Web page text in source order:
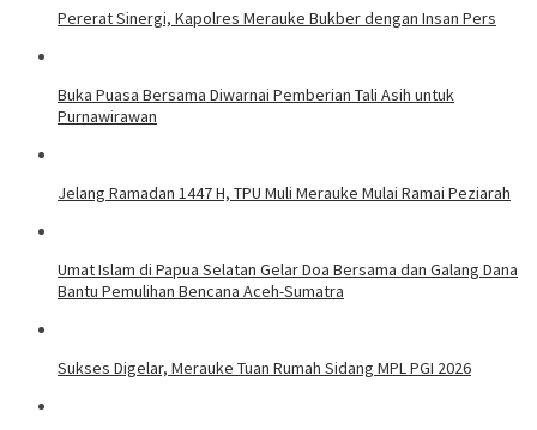
​Pererat Sinergi, Kapolres Merauke Bukber dengan Insan Pers
Buka Puasa Bersama Diwarnai Pemberian Tali Asih untuk
Purnawirawan
Jelang Ramadan 1447 H, TPU Muli Merauke Mulai Ramai Peziarah
Umat Islam di Papua Selatan Gelar Doa Bersama dan Galang Dana
Bantu Pemulihan Bencana Aceh-Sumatra
Sukses Digelar, Merauke Tuan Rumah Sidang MPL PGI 2026